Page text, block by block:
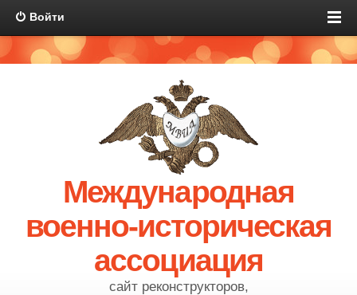
Войти
Международная
военно-историческая
ассоциация
сайт реконструкторов,